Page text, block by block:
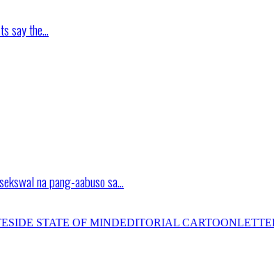
say the…
na pang-aabuso sa…
STATE OF MINDEDITORIAL CARTOON